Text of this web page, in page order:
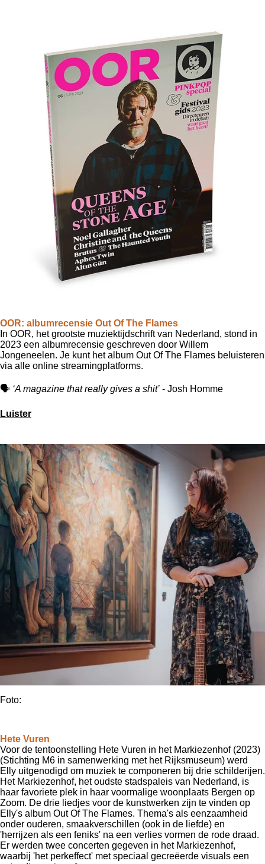
OOR: albumrecensie Out Of The Flames
In OOR, het grootste muziektijdschrift van Nederland, stond in
2023 een albumrecensie geschreven door Willem
Jongeneelen. Je kunt het album Out Of The Flames bel uisteren
via alle online streamingplatforms.
🗣 ‘A magazine that really gives a shit’ - Josh Homme
Luister
Foto:
Hete Vuren
Voor de tentoonstelling Hete Vuren in het Markiezenhof (2023)
(Stichting M6 in samenwerking met het Rijksmuseum) werd
Elly uitgenodigd om muziek te componeren bij drie schilderijen.
Het Markiezenhof, het oudste stadspaleis van Nederland, is
haar favoriete plek in haar voormalige woonplaats Bergen op
Zoom. De drie liedjes voor de kunstwerken zijn te vinden op
Elly's album Out Of The Flames. Thema's als eenzaamheid
onder ouderen, smaakverschillen (ook in de liefde) en
'herrijzen als een feniks' na een verlies vormen de rode draad.
Er werden twee concerten gegeven in het Markiezenhof,
waarbij 'het perkeffect' met speciaal gecreëerde visuals een